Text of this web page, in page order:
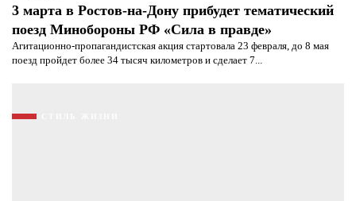
3 марта в Ростов-на-Дону прибудет тематический
поезд Минобороны РФ «Сила в правде»
Агитационно-пропагандистская акция стартовала 23 февраля, до 8 мая
поезд пройдет более 34 тысяч километров и сделает 7...